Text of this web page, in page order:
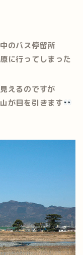
のバス停留所
に行ってしまった
えるのですが
が目を引きます